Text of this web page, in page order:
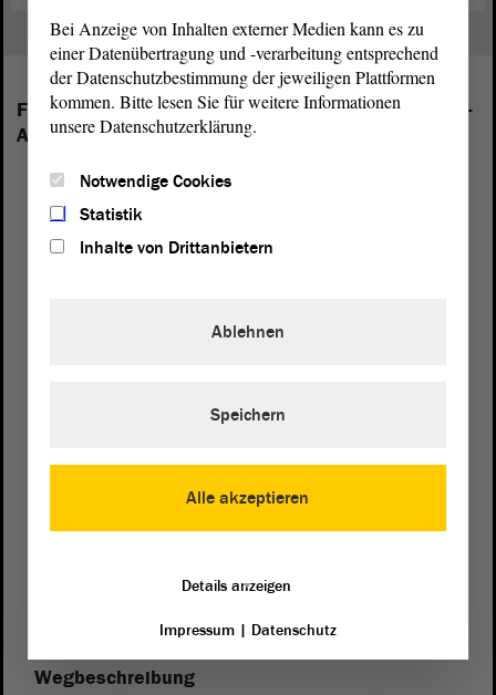
Folgende Fraktionen sind im Landtag von Sachsen-
Anhalt vertreten:
Postanschrift
Wegbeschreibung
Bei Anzeige von Inhalten externer Medien kann es zu
einer Datenübertragung und -verarbeitung entsprechend
der Datenschutzbestimmung der jeweiligen Plattformen
kommen. Bitte lesen Sie für weitere Informationen
unsere Datenschutzerklärung.
Notwendige Cookies
Statistik
Inhalte von Drittanbietern
Alle akzeptieren
Ablehnen
Speichern
Details anzeigen
Impressum| Datenschutz